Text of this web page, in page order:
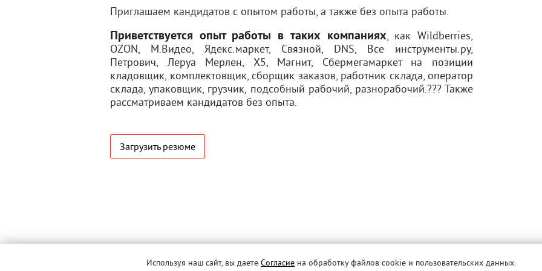
Приглашаем кандидатов с опытом работы, а также без опыта работы.
Приветствуется опыт работы в таких компаниях, как Wildbеrriеs,
ОZОN, М.Видео, Ядекс.маркет, Связной, DNS, Все инструменты.ру,
Петрович, Леруа Мерлен, Х5, Магнит, Сбермегамаркет на позиции
кладовщик, комплектовщик, сборщик заказов, работник склада, оператор
склада, упаковщик, грузчик, подсобный рабочий, разнорабочий.??? Также
рассматриваем кандидатов без опыта.
Загрузить резюме
Используя наш сайт, вы даете Согласие на обработку файлов cookie и пользовательских данных.